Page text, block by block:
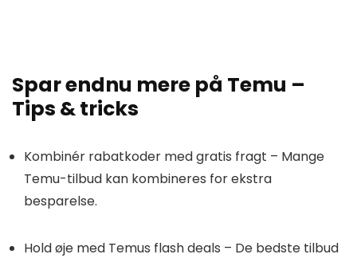
Spar endnu mere på Temu –
Tips & tricks
Kombinér rabatkoder med gratis fragt – Mange
Temu-tilbud kan kombineres for ekstra
besparelse.
Hold øje med Temus flash deals – De bedste tilbud